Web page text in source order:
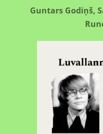
Guntars Godiņš,